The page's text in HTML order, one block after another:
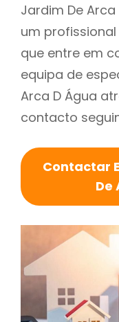
Jardim De
um
que entre em
equipa de
Arca D Água
contacto
Contactar
De